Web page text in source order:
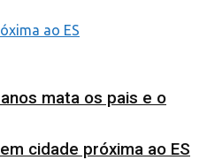
mata os pais e o
cidade próxima ao ES